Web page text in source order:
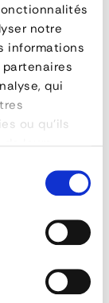
notre
informations
qui
ou qu'ils
Cargo